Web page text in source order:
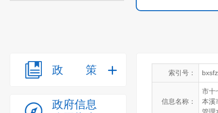
政策
政府信息
索引号：
信息名称：
市十
本溪